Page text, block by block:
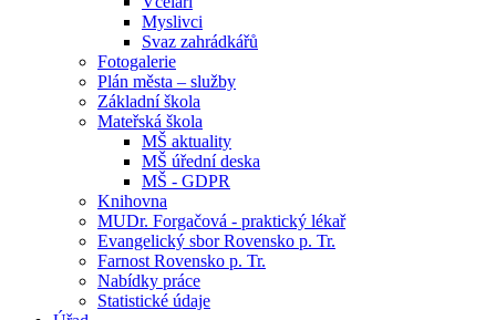
Myslivci
Svaz zahrádkářů
Fotogalerie
Plán města – služby
Základní škola
Mateřská škola
MŠ aktuality
MŠ úřední deska
MŠ - GDPR
Knihovna
MUDr. Forgačová - praktický lékař
Evangelický sbor Rovensko p. Tr.
Farnost Rovensko p. Tr.
Nabídky práce
Statistické údaje